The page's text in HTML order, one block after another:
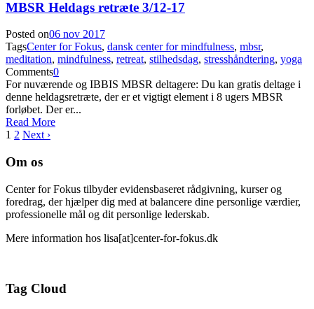
MBSR Heldags retræte 3/12-17
Posted on06 nov 2017
TagsCenter for Fokus, dansk center for mindfulness, mbsr,
meditation, mindfulness, retreat, stilhedsdag, stresshåndtering, yoga
Comments0
For nuværende og IBBIS MBSR deltagere: Du kan gratis deltage i
denne heldagsretræte, der er et vigtigt element i 8 ugers MBSR
forløbet. Der er...
Read More
1 2 Next ›
Om os
Center for Fokus tilbyder evidensbaseret rådgivning, kurser og
foredrag, der hjælper dig med at balancere dine personlige værdier,
professionelle mål og dit personlige lederskab.
Mere information hos lisa[at]center-for-fokus.dk
Tag Cloud